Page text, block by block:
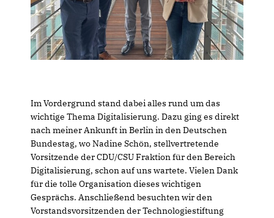
Im Vordergrund stand dabei alles rund um das
wichtige Thema Digitalisierung. Dazu ging es direkt
nach meiner Ankunft in Berlin in den Deutschen
Bundestag, wo Nadine Schön, stellvertretende
Vorsitzende der CDU/CSU Fraktion für den Bereich
Digitalisierung, schon auf uns wartete. Vielen Dank
für die tolle Organisation dieses wichtigen
Gesprächs. Anschließend besuchten wir den
Vorstandsvorsitzenden der Technologiestiftung